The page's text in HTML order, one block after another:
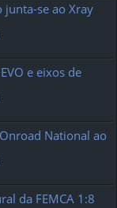
junta-se ao Xray
e eixos de
National ao
da FEMCA 1:8